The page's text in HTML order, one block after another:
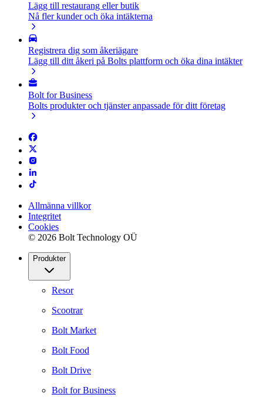
Lägg till restaurang eller butik
Nå fler kunder och öka intäkterna
Registrera dig som åkeriägare
Lägg till ditt åkeri på Bolts plattform och öka dina intäkter
Bolt for Business
Bolts produkter och tjänster anpassade för ditt företag
Allmänna villkor
Integritet
Cookies
© 2026 Bolt Technology OÜ
Produkter
Resor
Scootrar
Bolt Market
Bolt Food
Bolt Drive
Bolt for Business